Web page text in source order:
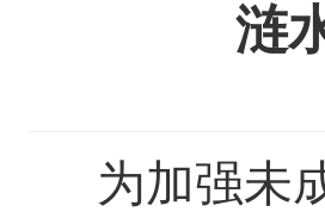
涟
为加强未